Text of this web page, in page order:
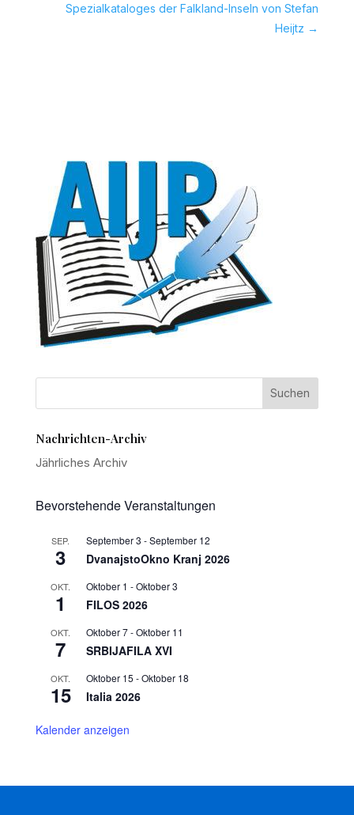
Spezialkataloges der Falkland-Inseln von Stefan
Heijtz →
Nachrichten-Archiv
Jährliches Archiv
Bevorstehende Veranstaltungen
SEP.
3
September 3 -September 12
DvanajstoOkno Kranj 2026
OKT.
1
Oktober 1 -Oktober 3
FILOS 2026
OKT.
7
Oktober 7-Oktober 11
SRBIJAFILA XVI
OKT.
15
Oktober 15 -Oktober 18
Italia 2026
Kalender anzeigen